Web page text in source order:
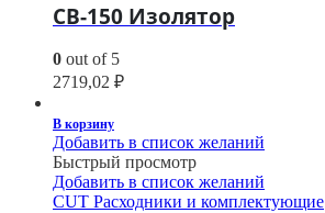
CB-150 Изолятор
0 out of 5
2719,02 ₽
В корзину
Добавить в список желаний
Быстрый просмотр
Добавить в список желаний
CUT Расходники и комплектующие